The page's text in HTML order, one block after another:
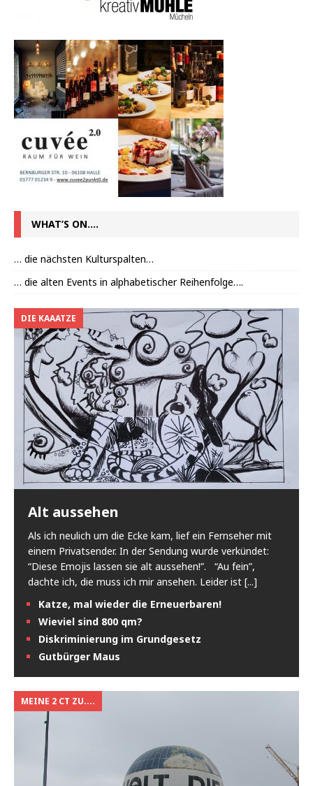
WHAT’S ON….
… die nächsten Kulturspalten…
… die alten Events in alphabetischer Reihenfolge….
DIE KAAATZE
Alt aussehen
Als ich neulich um die Ecke kam, lief ein Fernseher mit
einem Privatsender. In der Sendung wurde verkündet:
“Diese Emojis lassen sie alt aussehen!”. “Au fein”,
dachte ich, die muss ich mir ansehen. Leider ist [...]
Katze, mal wieder die Erneuerbaren!
Wieviel sind 800 qm?
Diskriminierung im Grundgesetz
Gutbürger Maus
MEINE 2 CT ZU....